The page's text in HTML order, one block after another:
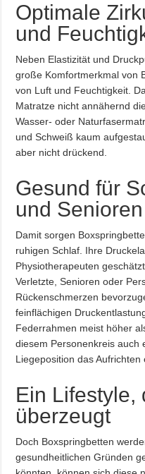
Optimale
und
Neben Elastizität und
große Komfortmerkmal von
von Luft und Feuchtigkeit.
Matratze nicht annähernd
Wasser- oder
und Schweiß kaum
aber nicht drückend.
Gesund für
und Senioren
Damit sorgen
ruhigen Schlaf. Ihre
Physiotherapeuten
Verletzte, Senioren oder
Rückenschmerzen
feinflächigen
Federrahmen meist höher
diesem Personenkreis auch
Liegeposition das Aufrichten
Ein Lifestyle,
überzeugt
Doch Boxspringbetten
gesundheitlichen Gründen